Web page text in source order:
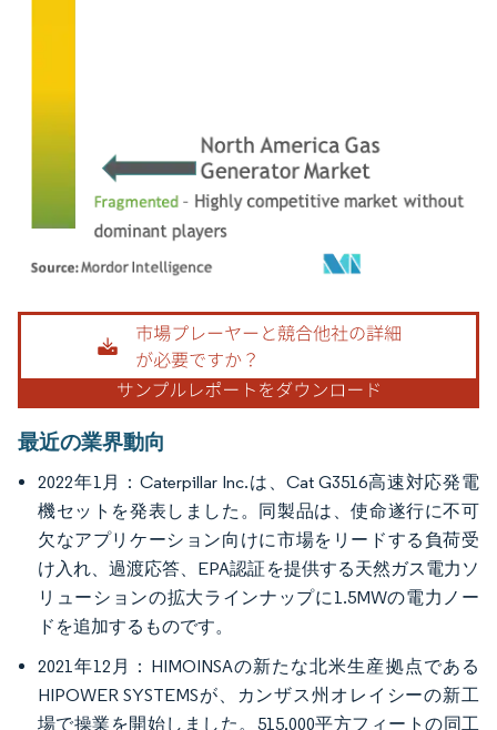
画像 © Mordor Intelligence。再利用にはCC BY 4.0の表示が必要です。
最近の業界動向
2022年1月：Caterpillar Inc.は、Cat G3516高速対応発電
機セットを発表しました。同製品は、使命遂行に不可
欠なアプリケーション向けに市場をリードする負荷受
け入れ、過渡応答、EPA認証を提供する天然ガス電力ソ
リューションの拡大ラインナップに1.5MWの電力ノー
ドを追加するものです。
2021年12月：HIMOINSAの新たな北米生産拠点である
HIPOWER SYSTEMSが、カンザス州オレイシーの新工
場で操業を開始しました。515,000平方フィートの同工